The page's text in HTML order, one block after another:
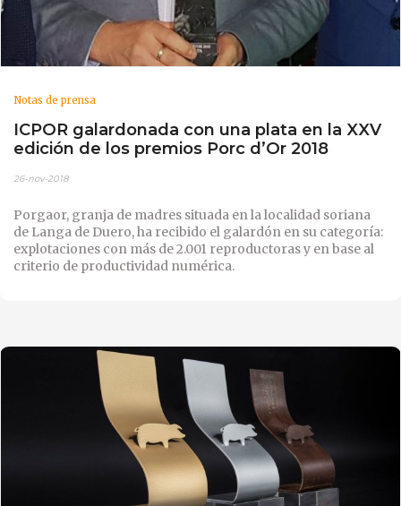
Notas de prensa
ICPOR galardonada con una plata en la XXV
edición de los premios Porc d’Or 2018
26-nov-2018
Porgaor, granja de madres situada en la localidad soriana
de Langa de Duero, ha recibido el galardón en su categoría:
explotaciones con más de 2.001 reproductoras y en base al
criterio de productividad numérica.